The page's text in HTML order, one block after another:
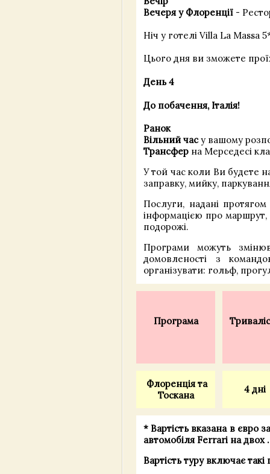
Вечеря у Флоренції -
Ніч у готелі Villa La Massa
Цього дня ви зможете
День 4
До побачення, Італія!
Ранок
Вільний часу вашому
Трансфер на Мерседесі
У той час коли Ви будете
заправку, мийку,
Послуги, надані
інформацією про
подорожі.
Програми можуть
домовленості з
організувати: гольф,
Програма
Флоренція та
Тоскана
4 дні
* Вартість вказана в євро
автомобіля Ferrari на двох
Вартість туру включає такі